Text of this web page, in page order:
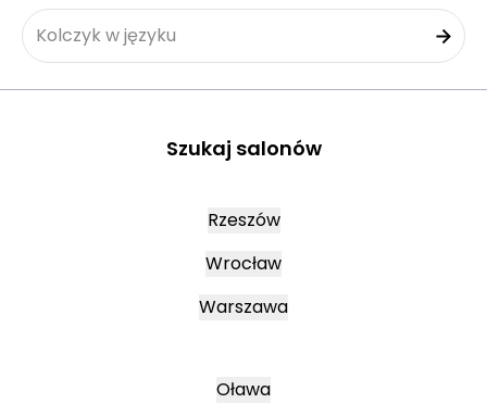
Kolczyk w języku
Szukaj salonów
Rzeszów
Wrocław
Warszawa
Oława